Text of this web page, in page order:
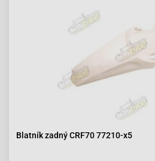
Blatník zadný CRF70 77210-x5